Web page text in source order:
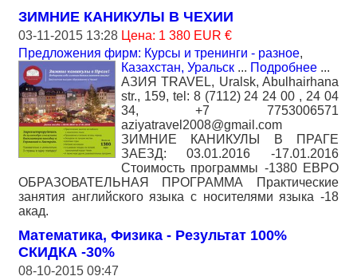
ЗИМНИЕ КАНИКУЛЫ В ЧЕХИИ
03-11-2015 13:28 Цена: 1 380 EUR €
Предложения фирм: Курсы и тренинги - разное,
Казахстан, Уральск ... Подробнее ...
АЗИЯ TRAVEL, Uralsk, Abulhairhanа
str., 159, tel: 8 (7112) 24 24 00 , 24 04
34, +7 7753006571
aziyatravel2008@gmail.com
ЗИМНИЕ КАНИКУЛЫ В ПРАГЕ
ЗАЕЗД: 03.01.2016 -17.01.2016
Cтоимость программы -1380 ЕВРО
ОБРАЗОВАТЕЛЬНАЯ ПРОГРАММА Практические
занятия английского языка с носителями языка -18
акад.
Математика, Физика - Результат 100%
СКИДКА -30%
08-10-2015 09:47